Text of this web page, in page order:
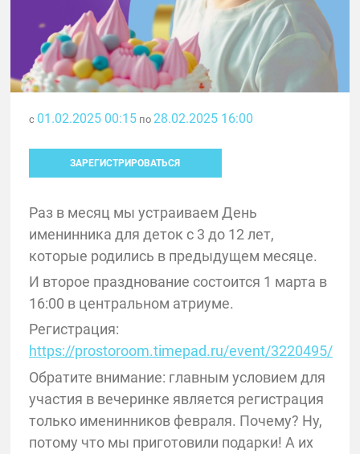
с 01.02.2025 00:15 по 28.02.2025 16:00
ЗАРЕГИСТРИРОВАТЬСЯ
Раз в месяц мы устраиваем День
именинника для деток с 3 до 12 лет,
которые родились в предыдущем месяце.
И второе празднование состоится 1 марта в
16:00 в центральном атриуме.
Регистрация:
https://prostoroom.timepad.ru/event/3220495/
Обратите внимание: главным условием для
участия в вечеринке является регистрация
только именинников февраля. Почему? Ну,
потому что мы приготовили подарки! А их